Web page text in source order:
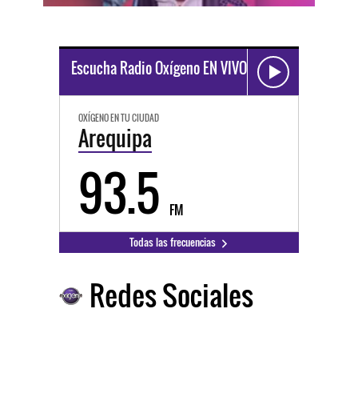
Escucha Radio Oxígeno EN VIVO
OXÍGENO EN TU CIUDAD
Arequipa
93.5 FM
Todas las frecuencias
Redes Sociales